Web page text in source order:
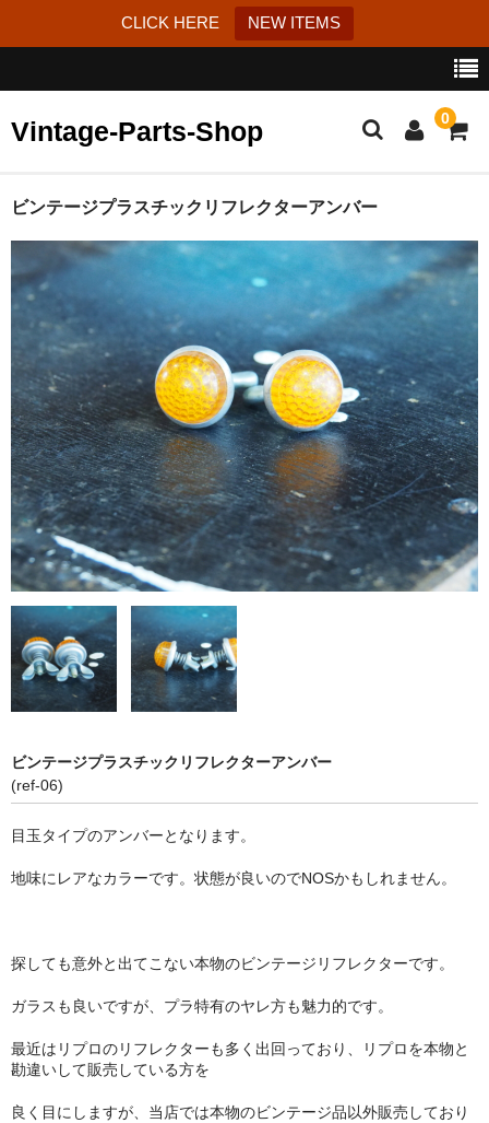
CLICK HERE NEW ITEMS
Vintage-Parts-Shop 0
カート
ブログ
Instagram
はじめての方へ
お問い合わせ
特定商取引法に基づく表記
ビンテージプラスチックリフレクターアンバー
ビンテージプラスチックリフレクターアンバー
(ref-06)
目玉タイプのアンバーとなります。
地味にレアなカラーです。状態が良いのでNOSかもしれません。
探しても意外と出てこない本物のビンテージリフレクターです。
ガラスも良いですが、プラ特有のヤレ方も魅力的です。
最近はリプロのリフレクターも多く出回っており、リプロを本物と
勘違いして販売している方を
良く目にしますが、当店では本物のビンテージ品以外販売しており